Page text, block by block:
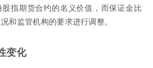
指期货合约的名义价值，而保证金比
和监管机构的要求进行调整。
变化